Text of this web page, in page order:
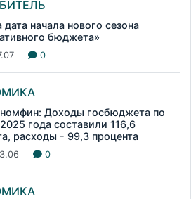
дата начала нового сезона
бюджета»
0
Доходы госбюджета по
года составили 116,6
расходы - 99,3 процента
0